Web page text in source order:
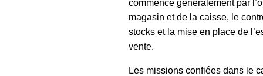
commence généralement par
magasin et de la caisse, le
stocks et la mise en place de
vente.
Les missions confiées dans le